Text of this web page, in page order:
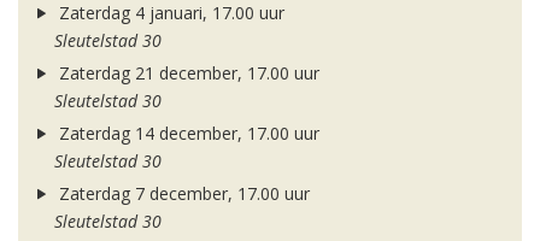
Zaterdag 4 januari, 17.00 uur
Sleutelstad 30
Zaterdag 21 december, 17.00 uur
Sleutelstad 30
Zaterdag 14 december, 17.00 uur
Sleutelstad 30
Zaterdag 7 december, 17.00 uur
Sleutelstad 30